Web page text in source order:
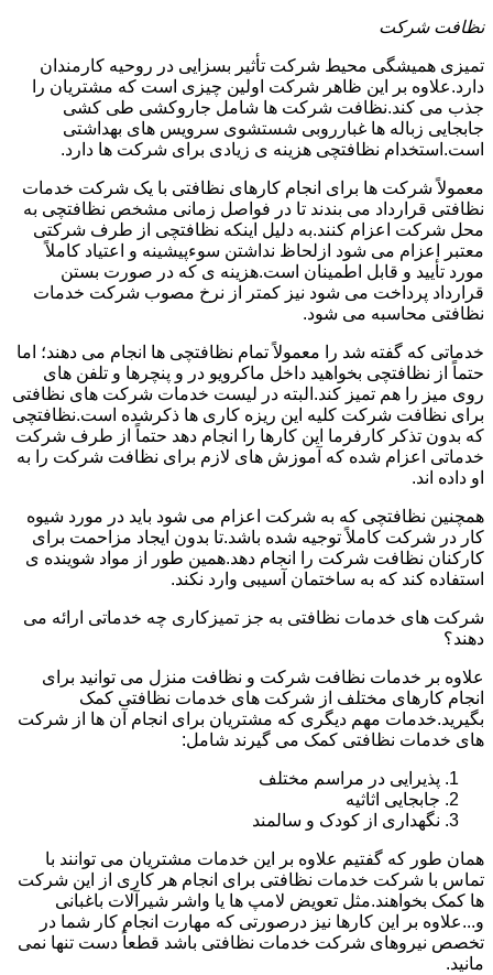
نظافت شرکت
تمیزی همیشگی محیط شرکت تأثیر بسزایی در روحیه کارمندان
دارد.علاوه بر این ظاهر شرکت اولین چیزی است که مشتریان را
جذب می کند.نظافت شرکت ها شامل جاروکشی طی کشی
جابجایی زباله ها غبارروبی شستشوی سرویس های بهداشتی
است.استخدام نظافتچی هزینه ی زیادی برای شرکت ها دارد.
معمولاً شرکت ها برای انجام کارهای نظافتی با یک شرکت خدمات
نظافتی قرارداد می بندند تا در فواصل زمانی مشخص نظافتچی به
محل شرکت اعزام کنند.به دلیل اینکه نظافتچی از طرف شرکتی
معتبر اعزام می شود ازلحاظ نداشتن سوءپیشینه و اعتیاد کاملاً
مورد تأیید و قابل اطمینان است.هزینه ی که در صورت بستن
قرارداد پرداخت می شود نیز کمتر از نرخ مصوب شرکت خدمات
نظافتی محاسبه می شود.
خدماتی که گفته شد را معمولاً تمام نظافتچی ها انجام می دهند؛ اما
حتماً از نظافتچی بخواهید داخل ماکرویو در و پنچرها و تلفن های
روی میز را هم تمیز کند.البته در لیست خدمات شرکت های نظافتی
برای نظافت شرکت کلیه این ریزه کاری ها ذکرشده است.نظافتچی
که بدون تذکر کارفرما این کارها را انجام دهد حتماً از طرف شرکت
خدماتی اعزام شده که آموزش های لازم برای نظافت شرکت را به
او داده اند.
همچنین نظافتچی که به شرکت اعزام می شود باید در مورد شیوه
کار در شرکت کاملاً توجیه شده باشد.تا بدون ایجاد مزاحمت برای
کارکنان نظافت شرکت را انجام دهد.همین طور از مواد شوینده ی
استفاده کند که به ساختمان آسیبی وارد نکند.
شرکت های خدمات نظافتی به جز تمیزکاری چه خدماتی ارائه می
دهند؟
علاوه بر خدمات نظافت شرکت و نظافت منزل می توانید برای
انجام کارهای مختلف از شرکت های خدمات نظافتی کمک
بگیرید.خدمات مهم دیگری که مشتریان برای انجام آن ها از شرکت
های خدمات نظافتی کمک می گیرند شامل:
پذیرایی در مراسم مختلف
جابجایی اثاثیه
نگهداری از کودک و سالمند
همان طور که گفتیم علاوه بر این خدمات مشتریان می توانند با
تماس با شرکت خدمات نظافتی برای انجام هر کاری از این شرکت
ها کمک بخواهند.مثل تعویض لامپ ها یا واشر شیرآلات باغبانی
و...علاوه بر این کارها نیز درصورتی که مهارت انجام کار شما در
تخصص نیروهای شرکت خدمات نظافتی باشد قطعاً دست تنها نمی
مانید.